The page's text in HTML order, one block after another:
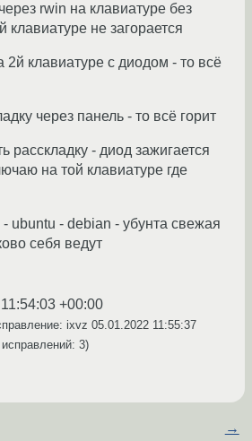
rwin на клавиатуре без
клавиатуре не загорается
2й клавиатуре с диодом - то всё
через панель - то всё горит
расскладку - диод зажигается
на той клавиатуре где
ubuntu - debian - убунта свежая
себя ведут
+00:00
ixvz 05.01.2022 11:55:37
исправлений: 3)
→